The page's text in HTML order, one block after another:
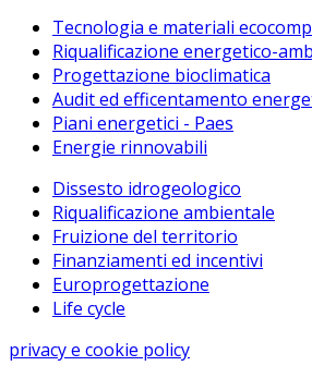
Tecnologia e materiali
Riqualificazione energetico-
Progettazione bioclimatica
Audit ed efficentamento
Piani energetici - Paes
Energie rinnovabili
Dissesto idrogeologico
Riqualificazione ambientale
Fruizione del territorio
Finanziamenti ed incentivi
Europrogettazione
Life cycle
privacy e cookie policy